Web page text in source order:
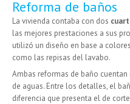
Reforma de baños
La vivienda contaba con dos
las mejores prestaciones a sus
utilizó un diseño en base a
como las repisas del lavabo.
Ambas reformas de baño
de aguas. Entre los detalles, el
diferencia que presenta el de